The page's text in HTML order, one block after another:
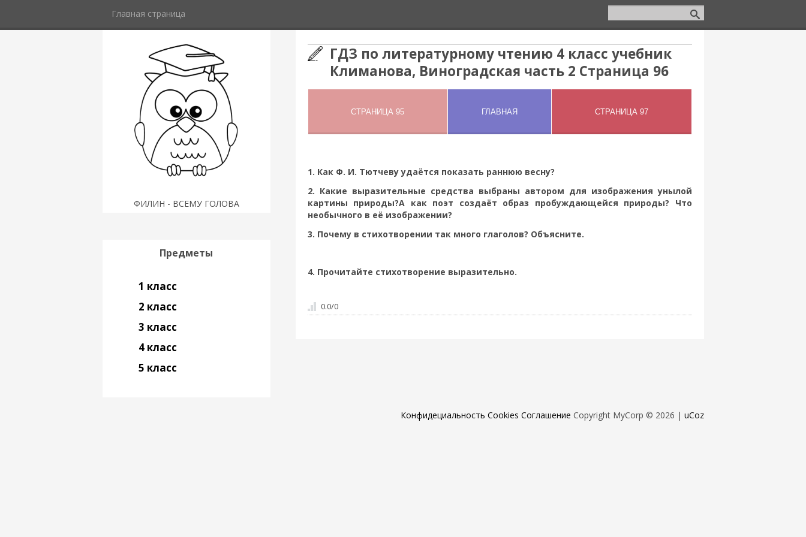
Главная страница
ФИЛИН - ВСЕМУ ГОЛОВА
ГДЗ по литературному чтению 4 класс учебник
Климанова, Виноградская часть 2 Страница 96
1. Как Ф. И. Тютчеву удаётся показать раннюю весну?
2. Какие выразительные средства выбраны автором для изображения унылой
картины природы?А как поэт создаёт образ пробуждающейся природы? Что
необычного в её изображении?
3. Почему в стихотворении так много глаголов? Объясните.
4. Прочитайте стихотворение выразительно.
0.0/0
Предметы
1 класс
2 класс
3 класс
4 класс
5 класс
Конфидециальность Cookies Соглашение Copyright MyCorp © 2026 | uCoz